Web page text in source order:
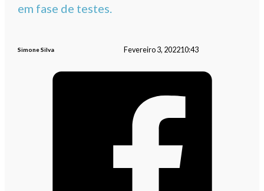
em fase de testes.
Simone Silva Fevereiro 3, 202210:43